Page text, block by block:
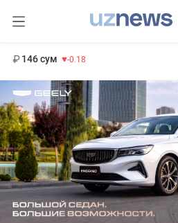
146 сум -0.18